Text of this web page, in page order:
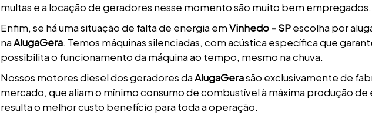
multas e a locação de geradores nesse momento são muito bem empregados.
Enfim, se há uma situação de falta de energia emVinhedo – SPescolha por
naAlugaGera. Temos máquinas silenciadas, com acústica específica que
possibilita o funcionamento da máquina ao tempo, mesmo na chuva.
Nossos motores diesel dos geradores daAlugaGerasão exclusivamente de
mercado, que aliam o mínimo consumo de combustível à máxima produção
resulta o melhor custo benefício para toda a operação.